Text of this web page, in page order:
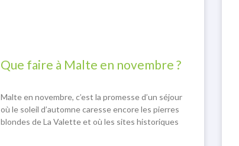
Que faire à Malte en novembre ?
Malte en novembre, c’est la promesse d’un séjour
où le soleil d’automne caresse encore les pierres
blondes de La Valette et où les sites historiques